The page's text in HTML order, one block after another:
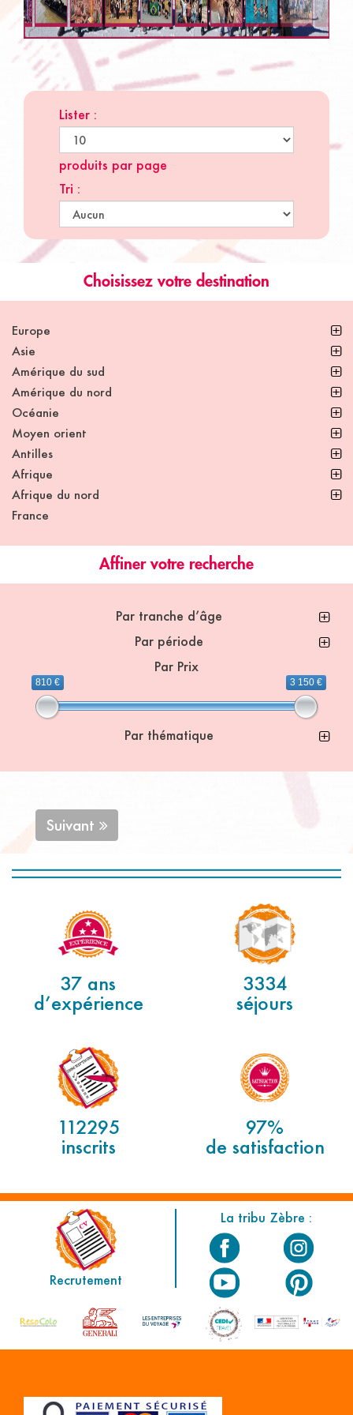
Lister :
produits par page
Tri :
Choisissez votre destination
Europe
Asie
Amérique du sud
Amérique du nord
Océanie
Moyen orient
Antilles
Afrique
Afrique du nord
France
Affiner votre recherche
Par tranche d’âge
Par période
Par Prix
810 € 3 150 €
Par thématique
Suivant
37 ans
d’expérience
3334
séjours
112295
inscrits
97%
de satisfaction
Recrutement
La tribu Zèbre :